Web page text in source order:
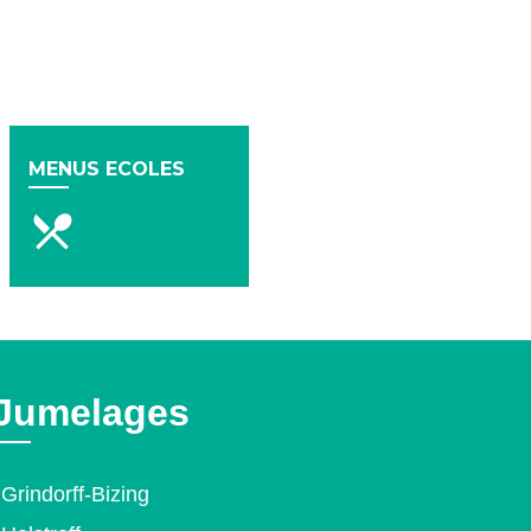
MENUS ECOLES
local_dining
Grindorff-Bizing